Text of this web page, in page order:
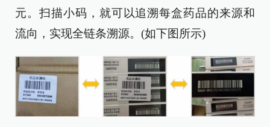
元。扫描小码，就可以追溯每盒药品的来源和
流向，实现全链条溯源。(如下图所示)